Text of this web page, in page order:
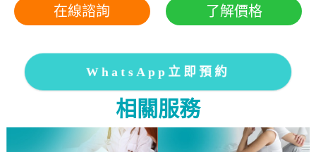
在線諮詢 了解價格
WhatsApp立即預約
相關服務